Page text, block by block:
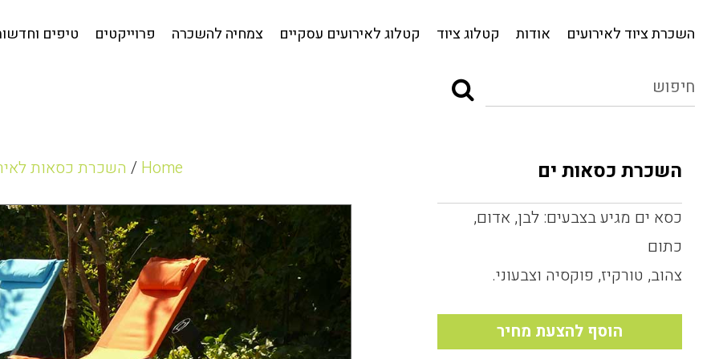
השכרת ציוד לאירועים אודות קטלוג ציוד קטלוג לאירועים עסקיים צמחיה להשכרה פרוייקטים טיפים השכרת ציוד לאירועים אודות קטלוג ציוד קטלוג לאירועים עסקיים צמחיה להשכרה פרוייקטים
השכרת כסאות ים
כסא ים מגיע בצבעים: לבן, אדום,
כתום
צהוב, טורקיז, פוקסיה וצבעוני.
הוסף להצעת מחיר
Home
/ השכרת כסאות